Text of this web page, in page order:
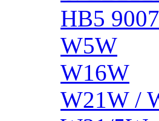
HB5 9007
W5W
W16W
W21W /